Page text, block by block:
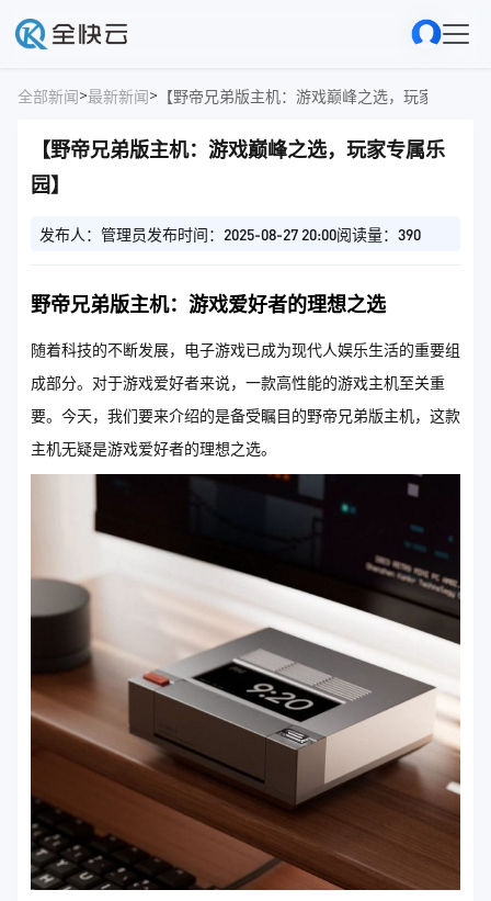
全部新闻>最新新闻> 【野帝兄弟版主机：游戏巅峰之选，玩家专属乐
【野帝兄弟版主机：游戏巅峰之选，玩家专属乐
园】
发布人：管理员发布时间：2025-08-27 20:00阅读量：390
野帝兄弟版主机：游戏爱好者的理想之选
随着科技的不断发展，电子游戏已成为现代人娱乐生活的重要组
成部分。对于游戏爱好者来说，一款高性能的游戏主机至关重
要。今天，我们要来介绍的是备受瞩目的野帝兄弟版主机，这款
主机无疑是游戏爱好者的理想之选。